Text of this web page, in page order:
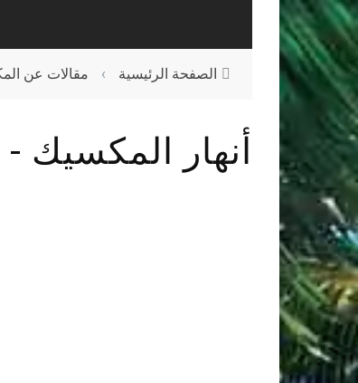
الصفحة الرئيسية › مقالات عن
أنهار